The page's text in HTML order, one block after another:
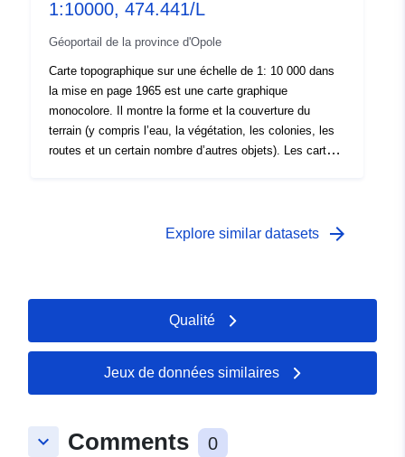
1:10000, 474.441/L
Géoportail de la province d'Opole
Carte topographique sur une échelle de 1: 10 000 dans
la mise en page 1965 est une carte graphique
monocolore. Il montre la forme et la couverture du
terrain (y compris l’eau, la végétation, les colonies, les
routes et un certain nombre d’autres objets). Les cartes
Explore similar datasets arrow_forward
Qualité
Jeux de données similaires
keyboard_arrow_down Comments 0